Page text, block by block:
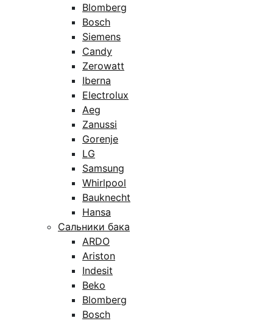
Blomberg
Bosch
Siemens
Candy
Zerowatt
Iberna
Electrolux
Aeg
Zanussi
Gorenje
LG
Samsung
Whirlpool
Bauknecht
Hansa
Сальники бака
ARDO
Ariston
Indesit
Beko
Blomberg
Bosch